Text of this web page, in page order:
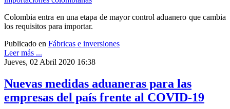
Colombia entra en una etapa de mayor control aduanero que cambia
los requisitos para importar.
Publicado en Fábricas e inversiones
Leer más ...
Jueves, 02 Abril 2020 16:38
Nuevas medidas aduaneras para las
empresas del país frente al COVID-19